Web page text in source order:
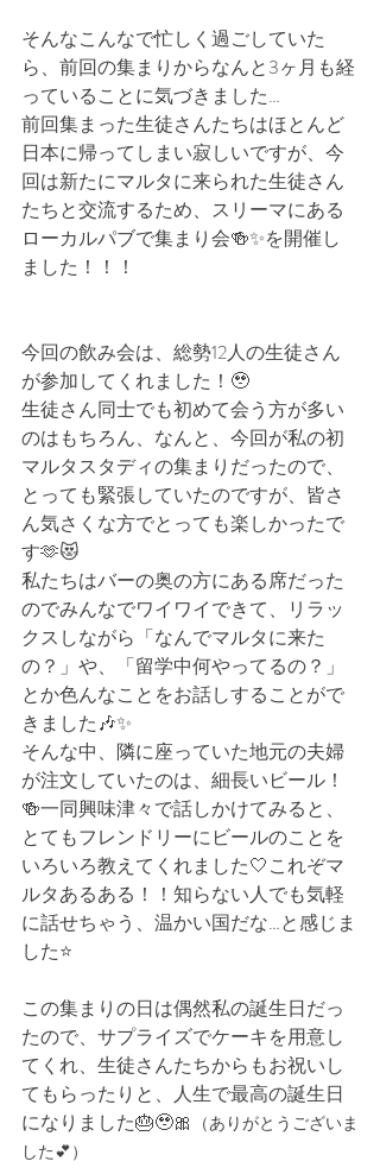
そんなこんなで忙しく過ごしていた
ら、前回の集まりからなんと3ヶ月も経
っていることに気づきました…
前回集まった生徒さんたちはほとんど
日本に帰ってしまい寂しいですが、今
回は新たにマルタに来られた生徒さん
たちと交流するため、スリーマにある
ローカルパブで集まり会🍻✨を開催し
ました！！！
今回の飲み会は、総勢12人の生徒さん
が参加してくれました！🥹
生徒さん同士でも初めて会う方が多い
のはもちろん、なんと、今回が私の初
マルタスタディの集まりだったので、
とっても緊張していたのですが、皆さ
ん気さくな方でとっても楽しかったで
す🫶😻
私たちはバーの奥の方にある席だった
のでみんなでワイワイできて、リラッ
クスしながら「なんでマルタに来た
の？」や、「留学中何やってるの？」
とか色んなことをお話しすることがで
きました🎶✨
そんな中、隣に座っていた地元の夫婦
が注文していたのは、細長いビール！
🍻一同興味津々で話しかけてみると、
とてもフレンドリーにビールのことを
いろいろ教えてくれました🤍これぞマ
ルタあるある！！知らない人でも気軽
に話せちゃう、温かい国だな…と感じま
した⭐️
この集まりの日は偶然私の誕生日だっ
たので、サプライズでケーキを用意し
てくれ、生徒さんたちからもお祝いし
てもらったりと、人生で最高の誕生日
になりました🎂🥹🎀 （ありがとうございま
した💕）